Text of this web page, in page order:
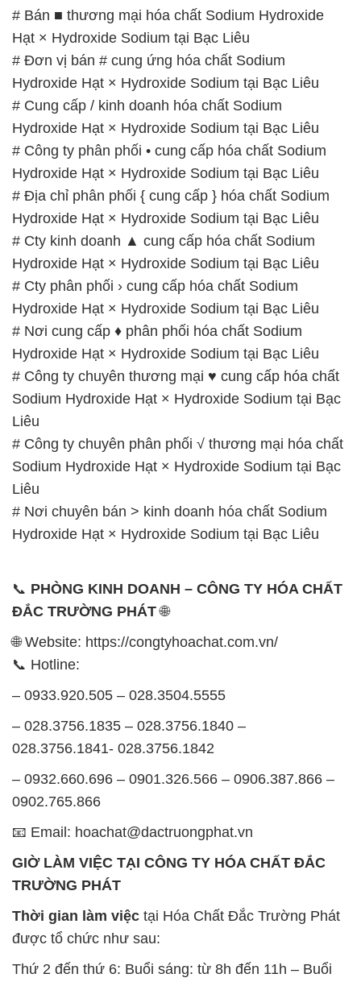
Hydroxide Hạt × Hydroxide Sodium tại Bạc Liêu
# Nơi cung cấp ♦ phân phối hóa chất Sodium
Hydroxide Hạt × Hydroxide Sodium tại Bạc Liêu
# Công ty chuyên thương mại ♥ cung cấp hóa chất
Sodium Hydroxide Hạt × Hydroxide Sodium tại Bạc
Liêu
# Công ty chuyên phân phối √ thương mại hóa chất
Sodium Hydroxide Hạt × Hydroxide Sodium tại Bạc
Liêu
# Nơi chuyên bán > kinh doanh hóa chất Sodium
Hydroxide Hạt × Hydroxide Sodium tại Bạc Liêu
📞PHÒNG KINH DOANH – CÔNG TY HÓA CHẤT
ĐẮC TRƯỜNG PHÁT🌐
🌐 Website: https://congtyhoachat.com.vn/
📞 Hotline:
– 0933.920.505 – 028.3504.5555
– 028.3756.1835 – 028.3756.1840 –
028.3756.1841- 028.3756.1842
– 0932.660.696 – 0901.326.566 – 0906.387.866 –
0902.765.866
📧 Email: hoachat@dactruongphat.vn
TRƯỜNG PHÁT
Thời gian làm việctại Hóa Chất Đắc Trường Phát
được tổ chức như sau:
Thứ 2 đến thứ 6: Buổi sáng: từ 8h đến 11h – Buổi
chiều: từ 12h30 đến 17h
Thứ 7: Buổi sáng: từ 8h đến 11h – Buổi chiều: từ
12h30 đến 16h
Chủ nhật: Nghỉ chủ nhật hàng tuần
Chúng tôi rất trân trọng thời gian và cam kết tuân
thủ giờ làm việc để đảm bảo sự hỗ trợ tốt nhất cho
khách hàng và đảm bảo hiệu suất công việc cao
nhất của nhân viên.
BẢN ĐỒ MAP TẠI CÔNG TY HÓA CHẤT ĐẮC
TRƯỜNG PHÁT
ĐỊA CHỈ: 1229C Quốc lộ 1A, Phường Bình Trị